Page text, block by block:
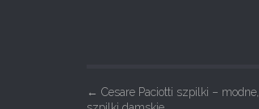
P
← Cesare Paciotti szpilki –